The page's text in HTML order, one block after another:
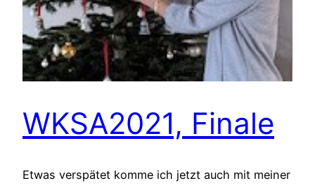
WKSA2021, Finale
Etwas verspätet komme ich jetzt auch mit meiner